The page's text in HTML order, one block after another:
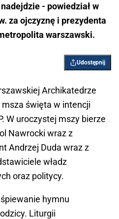
- powiedział w
za ojczyznę i prezydenta
warszawski.
Udostępnij
Archikatedrze
msza święta w intencji
W uroczystej mszy bierze
Nawrocki wraz z
Andrzej Duda wraz z
władz
oraz politycy.
hymnu
Liturgii